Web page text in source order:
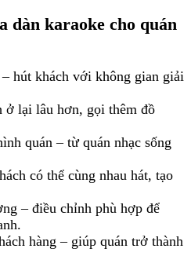
dàn karaoke cho quán
hút khách với không gian giải
ở lại lâu hơn, gọi thêm đồ
quán – từ quán nhạc sống
có thể cùng nhau hát, tạo
– điều chỉnh phù hợp để
hàng – giúp quán trở thành